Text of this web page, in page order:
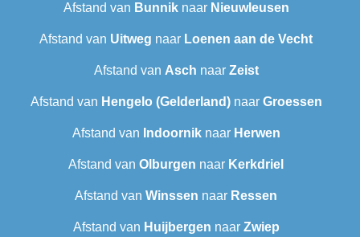
Afstand van Bunniknaar Nieuwleusen
Afstand van Uitweg naar Loenen aan de Vecht
Afstand van Asch naar Zeist
Afstand van Hengelo (Gelderland)naar Groessen
Afstand van Indoorniknaar Herwen
Afstand van Olburgen naar Kerkdriel
Afstand van Winssen naar Ressen
Afstand van Huijbergen naar Zwiep